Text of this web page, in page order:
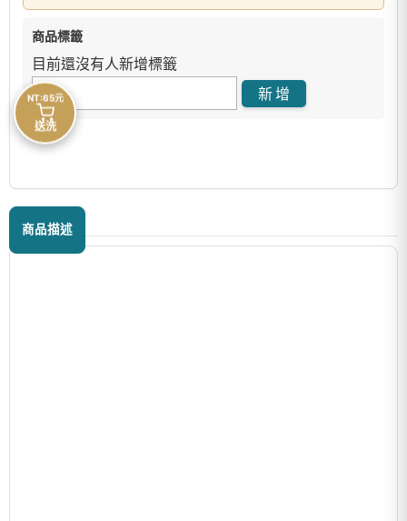
商品標籤
目前還沒有人新增標籤
商品描述
NT:65元
送洗